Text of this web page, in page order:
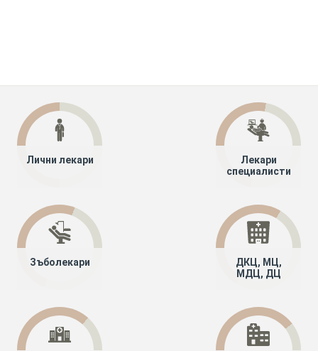
Лични лекари
Лекари
специалисти
Зъболекари
ДКЦ, МЦ,
МДЦ, ДЦ